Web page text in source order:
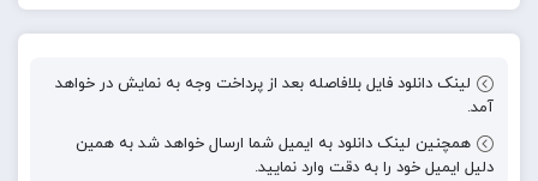
لینک دانلود فایل بلافاصله بعد از پرداخت وجه به نمایش در خواهد
آمد.
همچنین لینک دانلود به ایمیل شما ارسال خواهد شد به همین
دلیل ایمیل خود را به دقت وارد نمایید.